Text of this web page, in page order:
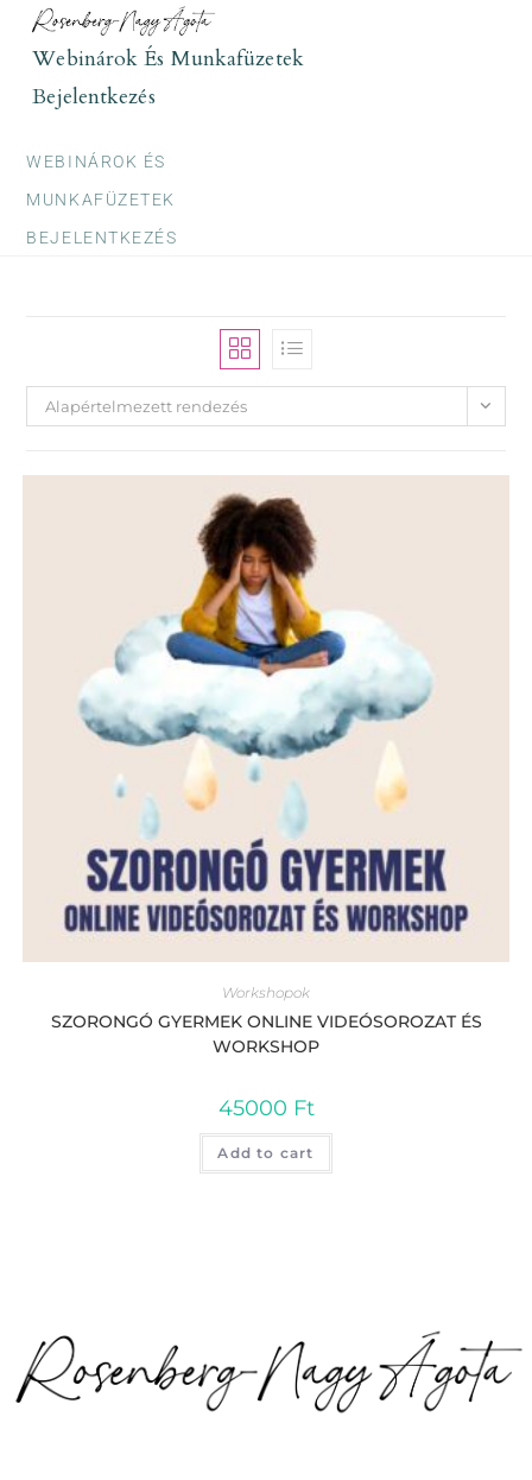
contentWebinárok És Munkafüzetek
Bejelentkezés
WEBINÁROK ÉS
MUNKAFÜZETEK
BEJELENTKEZÉS
Alapértelmezett rendezés
Workshopok
SZORONGÓ GYERMEK ONLINE VIDEÓSOROZAT ÉS
WORKSHOP
45000 Ft
Add to cart